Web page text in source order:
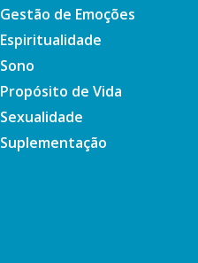
Gestão de Emoções
Espiritualidade
Sono
Propósito de Vida
Sexualidade
Suplementação